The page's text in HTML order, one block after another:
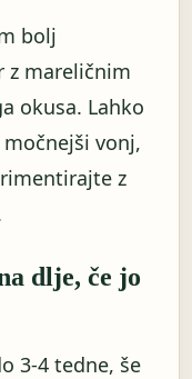
bolj
z mareličnim
okusa. Lahko
vonj,
z
dlje, če jo
3-4 tedne, še